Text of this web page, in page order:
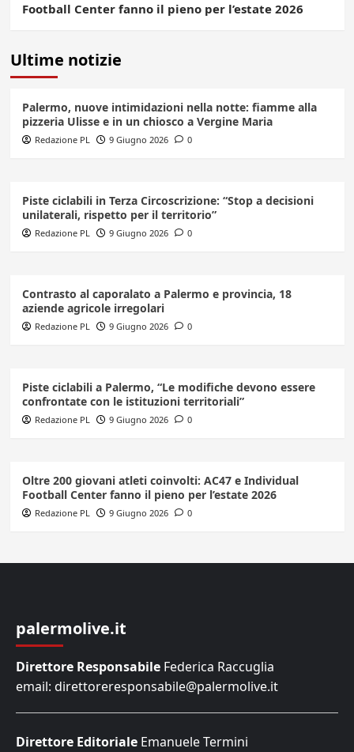
Football Center fanno il pieno per l’estate 2026
Ultime notizie
Palermo, nuove intimidazioni nella notte: fiamme alla
pizzeria Ulisse e in un chiosco a Vergine Maria
Redazione PL 9 Giugno 2026 0
Piste ciclabili in Terza Circoscrizione: “Stop a decisioni
unilaterali, rispetto per il territorio”
Redazione PL 9 Giugno 2026 0
Contrasto al caporalato a Palermo e provincia, 18
aziende agricole irregolari
Redazione PL 9 Giugno 2026 0
Piste ciclabili a Palermo, “Le modifiche devono essere
confrontate con le istituzioni territoriali”
Redazione PL 9 Giugno 2026 0
Oltre 200 giovani atleti coinvolti: AC47 e Individual
Football Center fanno il pieno per l’estate 2026
Redazione PL 9 Giugno 2026 0
palermolive.it
Direttore Responsabile Federica Raccuglia
email: direttoreresponsabile@palermolive.it
Direttore Editoriale Emanuele Termini